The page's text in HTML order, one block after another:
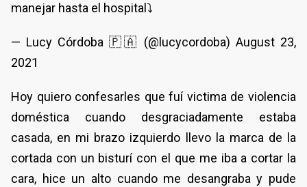
manejar hasta el hospital⤵️
— Lucy Córdoba 🇵🇦 (@lucycordoba) August 23,
2021
Hoy quiero confesarles que fuí victima de violencia
doméstica cuando desgraciadamente estaba
casada, en mi brazo izquierdo llevo la marca de la
cortada con un bisturí con el que me iba a cortar la
cara, hice un alto cuando me desangraba y pude